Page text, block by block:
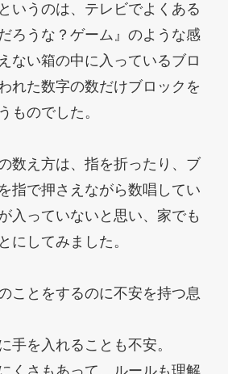
いうのは、テレビでよくある
ろうな？ゲーム』のような感
ない箱の中に入っているブロ
れた数字の数だけブロックを
ものでした。
数え方は、指を折ったり、ブ
指で押さえながら数唱してい
入っていないと思い、家でも
にしてみました。
ことをするのに不安を持つ息
手を入れることも不安。